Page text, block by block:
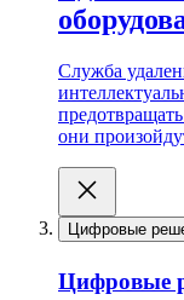
Служба
они
Цифровые
Цифровые